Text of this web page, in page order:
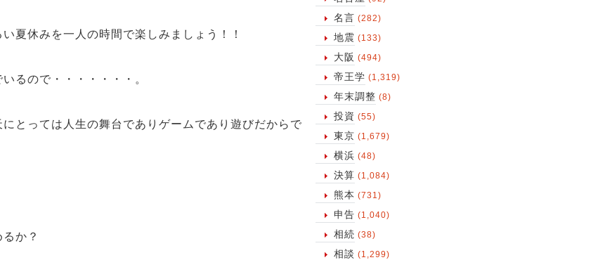
名言 (282)
地震 (133)
大阪 (494)
帝王学 (1,319)
年末調整 (8)
投資 (55)
東京 (1,679)
横浜 (48)
決算 (1,084)
熊本 (731)
申告 (1,040)
相続 (38)
相談 (1,299)
夏休みを一人の時間で楽しみ ましょう！！
るので・・・・・・・。
とっては 人生の舞台 であり ゲーム であり 遊びだからで
か？